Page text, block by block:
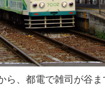
ら、都電で雑司が谷